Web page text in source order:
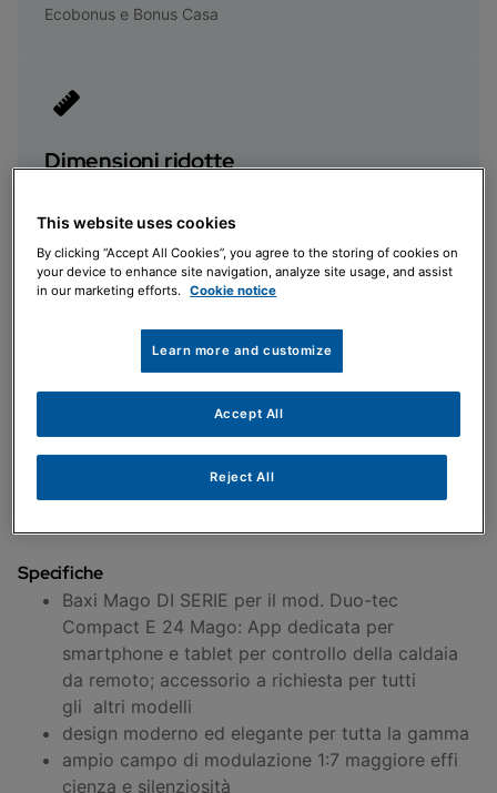
Ecobonus e Bonus Casa
Dimensioni ridotte
Factory Made
L'abbinamento con una pompa di calore consente di
realizzare un sistema ibrido, aumentando l'efficienza
Specifiche
Baxi Mago DI SERIE per il mod. Duo-tec
Compact E 24 Mago: App dedicata per
smartphone e tablet per controllo della caldaia
da remoto; accessorio a richiesta per tutti
gli altri modelli
design moderno ed elegante per tutta la gamma
ampio campo di modulazione 1:7 maggiore effi
cienza e silenziosità
This website uses cookies
By clicking “Accept All Cookies”, you agree to the storing of cookies on
your device to enhance site navigation, analyze site usage, and assist
in our marketing efforts. Cookie notice
Learn more and customize
Reject All
Accept All